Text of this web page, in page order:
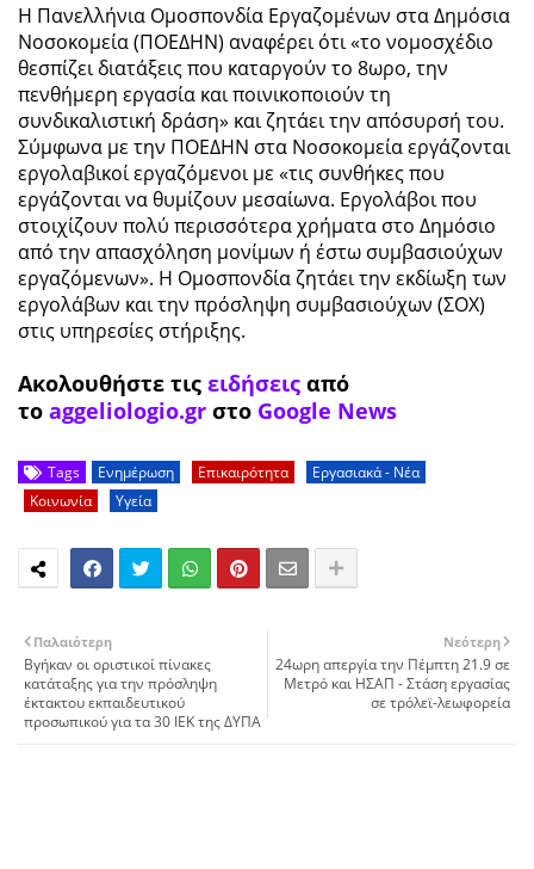
Η Πανελλήνια Ομοσπονδία Εργαζομένων στα Δημόσια
Νοσοκομεία (ΠΟΕΔΗΝ) αναφέρει ότι «το νομοσχέδιο
θεσπίζει διατάξεις που καταργούν το 8ωρο, την
πενθήμερη εργασία και ποινικοποιούν τη
συνδικαλιστική δράση» και ζητάει την απόσυρσή του.
Σύμφωνα με την ΠΟΕΔΗΝ στα Νοσοκομεία εργάζονται
εργολαβικοί εργαζόμενοι με «τις συνθήκες που
εργάζονται να θυμίζουν μεσαίωνα. Εργολάβοι που
στοιχίζουν πολύ περισσότερα χρήματα στο Δημόσιο
από την απασχόληση μονίμων ή έστω συμβασιούχων
εργαζόμενων». Η Ομοσπονδία ζητάει την εκδίωξη των
εργολάβων και την πρόσληψη συμβασιούχων (ΣΟΧ)
στις υπηρεσίες στήριξης.
Ακολουθήστε τις ειδήσεις από
το aggeliologio.gr στο Google News
Tags Ενημέρωση Επικαιρότητα
Εργασιακά - Νέα
Κοινωνία
Υγεία
Νεότερη
24ωρη απεργία την Πέμπτη 21.9 σε
Μετρό και ΗΣΑΠ - Στάση εργασίας
σε τρόλεϊ-λεωφορεία
Παλαιότερη
Βγήκαν οι οριστικοί πίνακες
κατάταξης για την πρόσληψη
έκτακτου εκπαιδευτικού
προσωπικού για τα 30 ΙΕΚ της ΔΥΠΑ